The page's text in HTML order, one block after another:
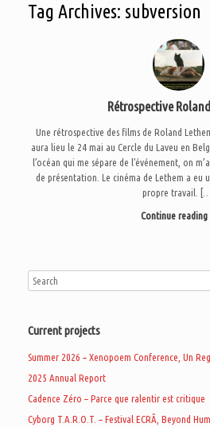
Tag Archives: subversion
Rétrospective
Une rétrospective des films de Roland
aura lieu le 24 mai au Cercle du Laveu en
l’océan qui me sépare de l’événement, on
de présentation. Le cinéma de Lethem a eu
propre travail.
Continue reading
Current projects
Summer 2026 – Xenopoem Conference, Un
2025 Annual Report
Cadence Zéro – Parce que ralentir est critique
Cyborg T.A.R.O.T. – Festival ECRÃ, Beyond